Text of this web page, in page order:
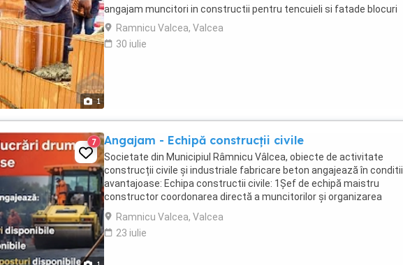
1
angajam muncitori in constructii pentru tencuieli si fatade blocuri
Ramnicu Valcea, Valcea
30 iulie
7 Angajam - Echipă construcții civile
Societate din Municipiul Râmnicu Vâlcea, obiecte de activitate
construcții civile și industriale fabricare beton angajează în conditii
avantajoase: Echipa constructii civile: 1Șef de echipă maistru
constructor coordonarea directă a muncitorilor și organizarea
lucrărilor. 2. Dulgher lucrări de ...
Ramnicu Valcea, Valcea
23 iulie